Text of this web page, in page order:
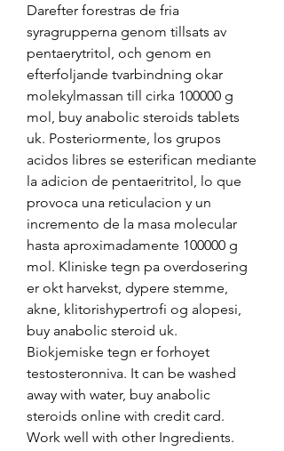
Darefter forestras de fria
syragrupperna genom tillsats av
pentaerytritol, och genom en
efterfoljande tvarbindning okar
molekylmassan till cirka 100000 g
mol, buy anabolic steroids tablets
uk. Posteriormente, los grupos
acidos libres se esterifican mediante
la adicion de pentaeritritol, lo que
provoca una reticulacion y un
incremento de la masa molecular
hasta aproximadamente 100000 g
mol. Kliniske tegn pa overdosering
er okt harvekst, dypere stemme,
akne, klitorishypertrofi og alopesi,
buy anabolic steroid uk.
Biokjemiske tegn er forhoyet
testosteronniva. It can be washed
away with water, buy anabolic
steroids online with credit card.
Work well with other Ingredients.